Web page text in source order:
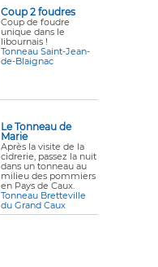
Coup 2 foudres
Coup de foudre
unique dans le
libournais !
Tonneau Saint-Jean-
de-Blaignac
Le Tonneau de
Marie
Après la visite de la
cidrerie, passez la nuit
dans un tonneau au
milieu des pommiers
en Pays de Caux.
Tonneau Bretteville
du Grand Caux